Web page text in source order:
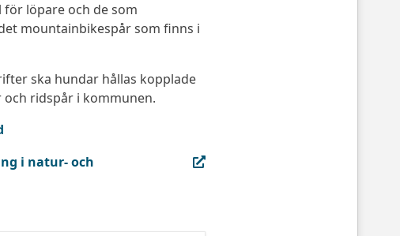
löpare och de som
mountainbikespår som finns i
ska hundar hållas kopplade
ridspår i kommunen.
i natur- och